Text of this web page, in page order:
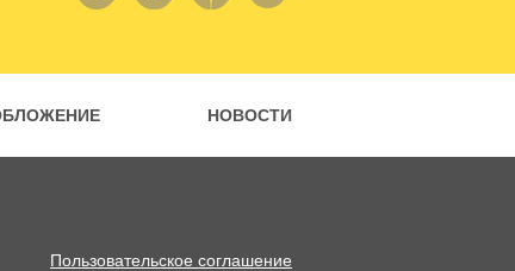
НОВОСТИ
Пользовательское соглашение